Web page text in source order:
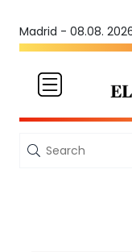
Madrid - 08.08.